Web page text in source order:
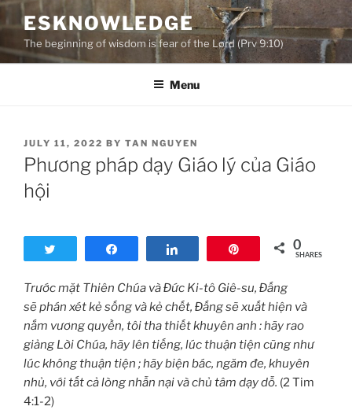
Skip
to
content
ESKNOWLEDGE
The beginning of wisdom is fear of the Lord (Prv 9:10)
Menu
POSTED
ON
JULY 11, 2022 BY TAN NGUYEN
Phương pháp dạy Giáo lý của Giáo
hội
0
SHARES
Trước mặt Thiên Chúa và Đức Ki-tô Giê-su, Đấng
sẽ phán xét kẻ sống và kẻ chết, Đấng sẽ xuất hiện và
nắm vương quyền, tôi tha thiết khuyên anh : hãy rao
giảng Lời Chúa, hãy lên tiếng, lúc thuận tiện cũng như
lúc không thuận tiện ; hãy biện bác, ngăm đe, khuyên
nhủ, với tất cả lòng nhẫn nại và chủ tâm dạy dỗ. (2 Tim
4:1-2)